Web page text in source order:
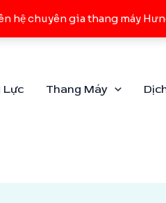
hệ chuyên gia thang máy
Lực Thang Máy